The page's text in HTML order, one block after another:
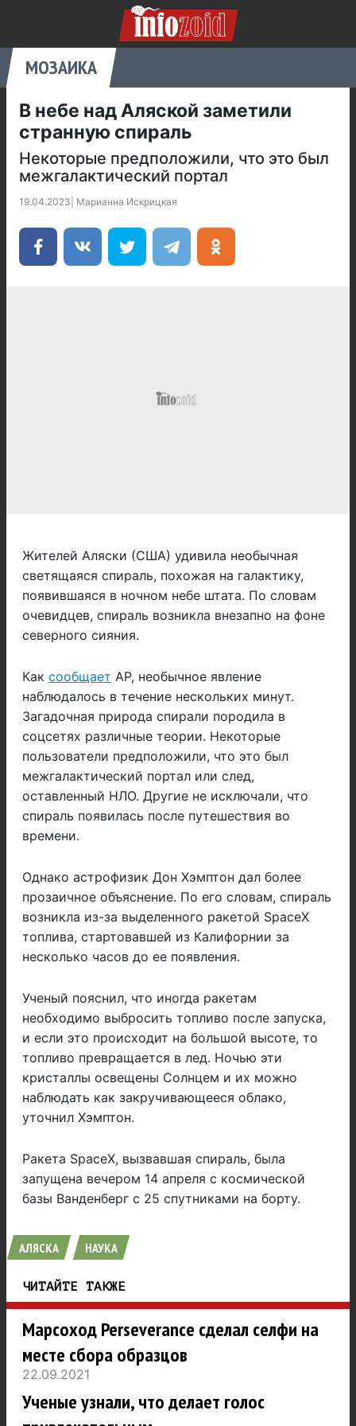
МОЗАИКА
В небе над Аляской заметили
странную спираль
Некоторые предположили, что это был
межгалактический портал
19.04.2023 Марианна Искрицкая
Жителей Аляски (США) удивила необычная
светящаяся спираль, похожая на галактику,
появившаяся в ночном небе штата. По словам
очевидцев, спираль возникла внезапно на фоне
северного сияния.
Как сообщает AP, необычное явление
наблюдалось в течение нескольких минут.
Загадочная природа спирали породила в
соцсетях различные теории. Некоторые
пользователи предположили, что это был
межгалактический портал или след,
оставленный НЛО. Другие не исключали, что
спираль появилась после путешествия во
времени.
Однако астрофизик Дон Хэмптон дал более
прозаичное объяснение. По его словам, спираль
возникла из-за выделенного ракетой SpaceX
топлива, стартовавшей из Калифорнии за
несколько часов до ее появления.
Ученый пояснил, что иногда ракетам
необходимо выбросить топливо после запуска,
и если это происходит на большой высоте, то
топливо превращается в лед. Ночью эти
кристаллы освещены Солнцем и их можно
наблюдать как закручивающееся облако,
уточнил Хэмптон.
Ракета SpaceX, вызвавшая спираль, была
запущена вечером 14 апреля с космической
базы Ванденберг с 25 спутниками на борту.
АЛЯСКА НАУКА
ЧИТАЙТЕ ТАКЖЕ
Марсоход Perseverance сделал селфи на
месте сбора образцов
22.09.2021
Ученые узнали, что делает голос